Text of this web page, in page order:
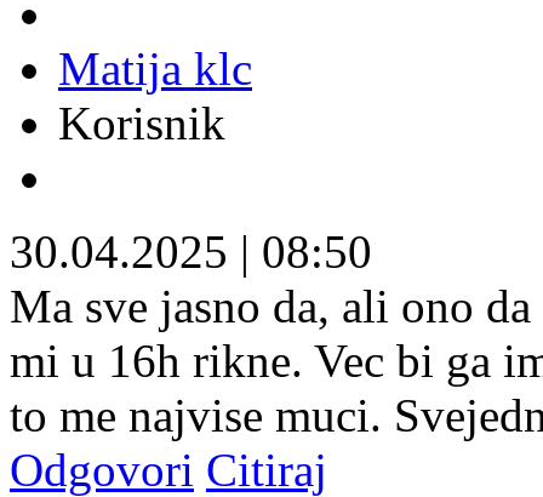
Matija klc
Korisnik
30.04.2025 | 08:50
Ma sve jasno da, ali ono
mi u 16h rikne. Vec bi ga
to me najvise muci.
Odgovori Citiraj